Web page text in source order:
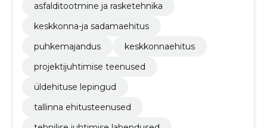
asfalditootmine ja rasketehnika
keskkonna-ja sadamaehitus
puhkemajandus
keskkonnaehitus
projektijuhtimise teenused
üldehituse lepingud
tallinna ehitusteenused